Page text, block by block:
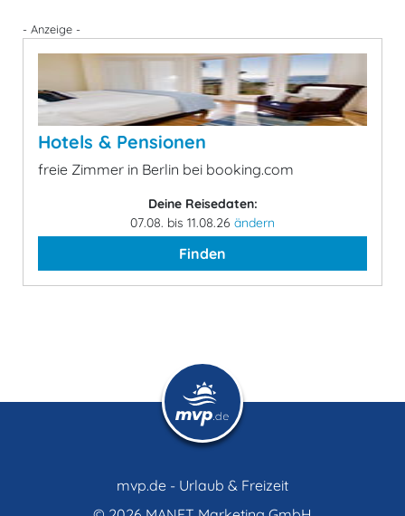
- Anzeige -
Hotels & Pensionen
freie Zimmer in Berlin bei booking.com
Deine Reisedaten:
07.08. bis 11.08.26 ändern
Finden
mvp.de - Urlaub & Freizeit